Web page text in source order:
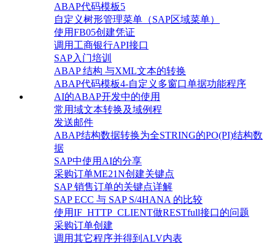
ABAP代码模板5
自定义树形管理菜单（SAP区域菜单）
使用FB05创建凭证
调用工商银行API接口
SAP入门培训
ABAP 结构 与XML文本的转换
ABAP代码模板4-自定义多窗口单据功能程序
AI的ABAP开发中的使用
常用域文本转换及域例程
发送邮件
ABAP结构数据转换为全STRING的PO(PI)结构数
据
SAP中使用AI的分享
采购订单ME21N创建关键点
SAP 销售订单的关键点详解
SAP ECC 与 SAP S/4HANA 的比较
使用IF_HTTP_CLIENT做RESTfull接口的问题
采购订单创建
调用其它程序并得到ALV内表